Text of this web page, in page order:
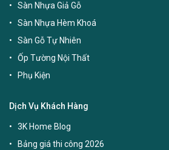
Sàn Nhựa Giả Gỗ
Sàn Nhựa Hèm Khoá
Sàn Gỗ Tự Nhiên
Ốp Tường Nội Thất
Phụ Kiện
Dịch Vụ Khách Hàng
3K Home Blog
Bảng giá thi công 2026